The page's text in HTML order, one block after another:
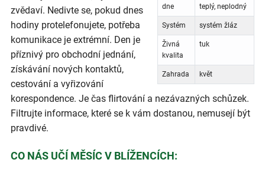
dne
teplý, neplodný
Systém systém žláz
Živná
kvalita
tuk
Zahrada květ
zvědaví. Nedivte se, pokud dnes
hodiny protelefonujete, potřeba
komunikace je extrémní. Den je
příznivý pro obchodní jednání,
získávání nových kontaktů,
cestování a vyřizování
korespondence. Je čas flirtování a nezávazných schůzek.
Filtrujte informace, které se k vám dostanou, nemusejí být
pravdivé.
CO NÁS UČÍ MĚSÍC V BLÍŽENCÍCH: